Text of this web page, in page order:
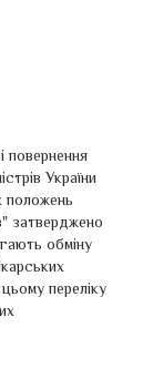
повернення
України
положень
затверджено
обміну
цьому переліку